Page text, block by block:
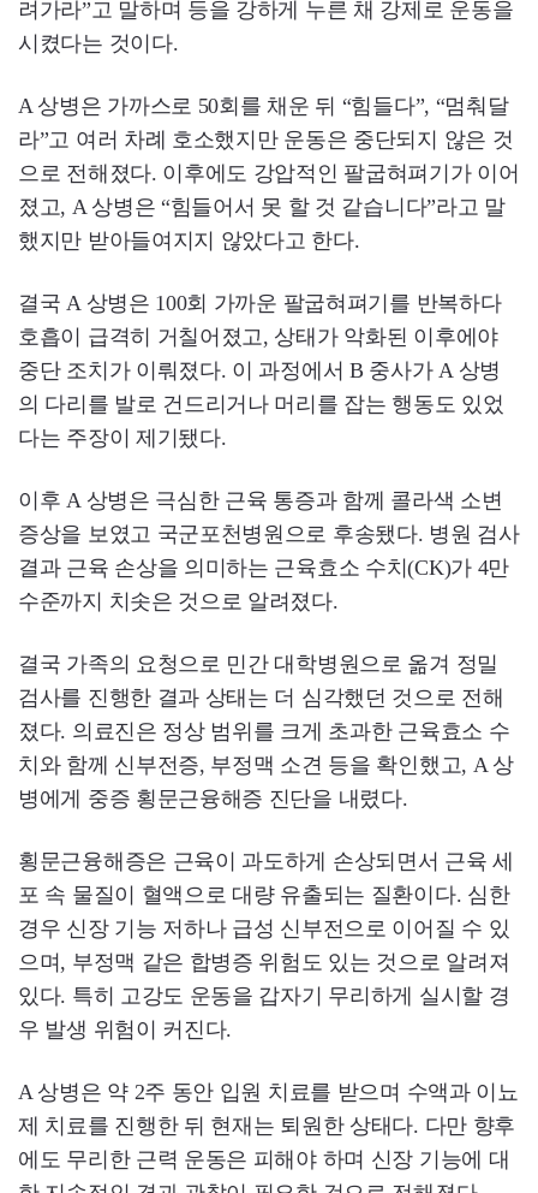
려가라”고 말하며 등을 강하게 누른 채 강제로 운동을
시켰다는 것이다.
A 상병은 가까스로 50회를 채운 뒤 “힘들다”, “멈춰달
라”고 여러 차례 호소했지만 운동은 중단되지 않은 것
으로 전해졌다. 이후에도 강압적인 팔굽혀펴기가 이어
졌고, A 상병은 “힘들어서 못 할 것 같습니다”라고 말
했지만 받아들여지지 않았다고 한다.
결국 A 상병은 100회 가까운 팔굽혀펴기를 반복하다
호흡이 급격히 거칠어졌고, 상태가 악화된 이후에야
중단 조치가 이뤄졌다. 이 과정에서 B 중사가 A 상병
의 다리를 발로 건드리거나 머리를 잡는 행동도 있었
다는 주장이 제기됐다.
이후 A 상병은 극심한 근육 통증과 함께 콜라색 소변
증상을 보였고 국군포천병원으로 후송됐다. 병원 검사
결과 근육 손상을 의미하는 근육효소 수치(CK)가 4만
수준까지 치솟은 것으로 알려졌다.
결국 가족의 요청으로 민간 대학병원으로 옮겨 정밀
검사를 진행한 결과 상태는 더 심각했던 것으로 전해
졌다. 의료진은 정상 범위를 크게 초과한 근육효소 수
치와 함께 신부전증, 부정맥 소견 등을 확인했고, A 상
병에게 중증 횡문근융해증 진단을 내렸다.
횡문근융해증은 근육이 과도하게 손상되면서 근육 세
포 속 물질이 혈액으로 대량 유출되는 질환이다. 심한
경우 신장 기능 저하나 급성 신부전으로 이어질 수 있
으며, 부정맥 같은 합병증 위험도 있는 것으로 알려져
있다. 특히 고강도 운동을 갑자기 무리하게 실시할 경
우 발생 위험이 커진다.
A 상병은 약 2주 동안 입원 치료를 받으며 수액과 이뇨
제 치료를 진행한 뒤 현재는 퇴원한 상태다. 다만 향후
에도 무리한 근력 운동은 피해야 하며 신장 기능에 대